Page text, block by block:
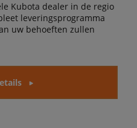
Kubota dealer in de regio
leveringsprogramma
uw behoeften zullen